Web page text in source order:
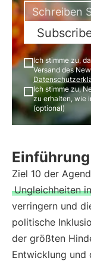
Ich stimme zu,
Versand des
Ich stimme zu,
zu erhalten, wie
(optional)
Einführung
Ziel 10 der
Ungleichheiten
verringern und
politische
der größten
Entwicklung und